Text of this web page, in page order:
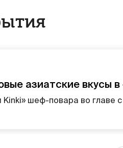
азиатские вкусы
шеф-повара во главе